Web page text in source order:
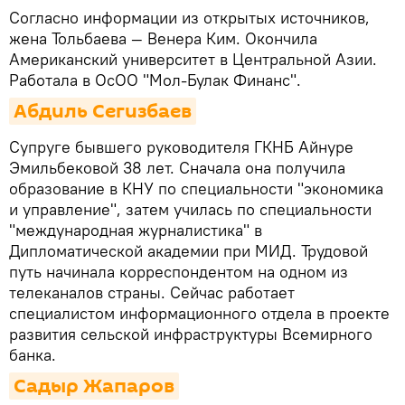
Согласно информации из открытых источников,
жена Тольбаева — Венера Ким. Окончила
Американский университет в Центральной Азии.
Работала в ОсОО "Мол-Булак Финанс".
Абдиль Сегизбаев
Супруге бывшего руководителя ГКНБ Айнуре
Эмильбековой 38 лет. Сначала она получила
образование в КНУ по специальности "экономика
и управление", затем училась по специальности
"международная журналистика" в
Дипломатической академии при МИД. Трудовой
путь начинала корреспондентом на одном из
телеканалов страны. Сейчас работает
специалистом информационного отдела в проекте
развития сельской инфраструктуры Всемирного
банка.
Садыр Жапаров